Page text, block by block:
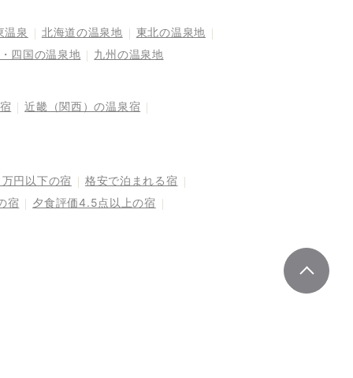
温泉 北海道の温泉地
東北の温泉地
四国の温泉地
九州の温泉地
近畿（関西）の温泉宿
円以下の宿
格安で泊まれる宿
宿
夕食評価4.5点以上の宿